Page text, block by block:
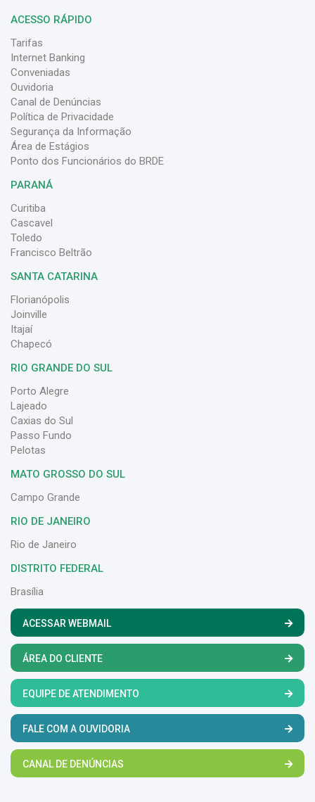
ACESSO RÁPIDO
Tarifas
Internet Banking
Conveniadas
Ouvidoria
Canal de Denúncias
Política de Privacidade
Segurança da Informação
Área de Estágios
Ponto dos Funcionários do BRDE
PARANÁ
Curitiba
Cascavel
Toledo
Francisco Beltrão
SANTA CATARINA
Florianópolis
Joinville
Itajaí
Chapecó
RIO GRANDE DO SUL
Porto Alegre
Lajeado
Caxias do Sul
Passo Fundo
Pelotas
MATO GROSSO DO SUL
Campo Grande
RIO DE JANEIRO
Rio de Janeiro
DISTRITO FEDERAL
Brasília
ACESSAR WEBMAIL
ÁREA DO CLIENTE
EQUIPE DE ATENDIMENTO
FALE COM A OUVIDORIA
CANAL DE DENÚNCIAS